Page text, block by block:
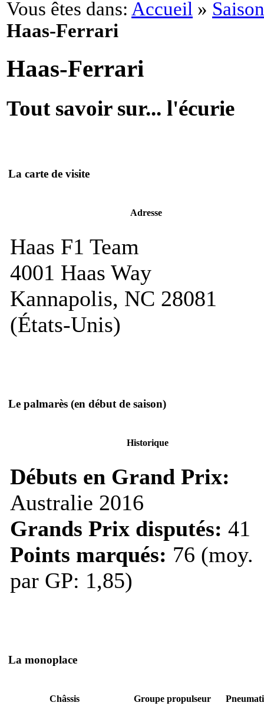
Vous êtes dans: Accueil »
Haas-Ferrari
Haas-Ferrari
Tout savoir sur... l'écurie
La carte de visite
Adresse
Haas F1 Team
4001 Haas Way
Kannapolis, NC 28081
(États-Unis)
Le palmarès (en début de saison)
Historique
Débuts en Grand Prix:
Australie 2016
Grands Prix disputés: 41
Points marqués: 76 (moy.
par GP: 1,85)
La monoplace
Châssis Groupe propulseur